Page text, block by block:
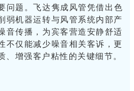
问题 。飞达隽成风管凭借出色
弱机器运转与风管系统内部产
音传播，为宾客营造安静舒适
不仅能减少噪音相关客诉，更
、增强客户粘性的关键细节。